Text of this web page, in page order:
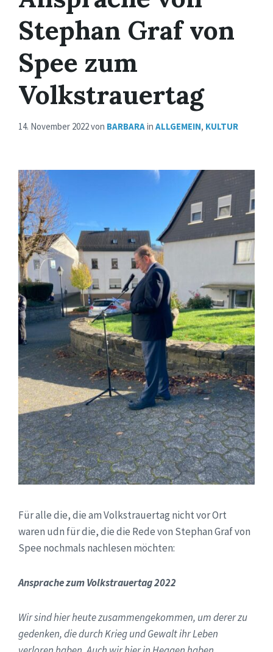
Stephan Graf von
Spee zum
Volkstrauertag
14. November 2022von BARBARAin ALLGEMEIN, KULTUR
Für alle die, die am Volkstrauertag nicht vor Ort
waren udn für die, die die Rede von Stephan Graf von
Spee nochmals nachlesen möchten:
Ansprache zum Volkstrauertag 2022
Wir sind hier heute zusammengekommen, um derer zu
gedenken, die durch Krieg und Gewalt ihr Leben